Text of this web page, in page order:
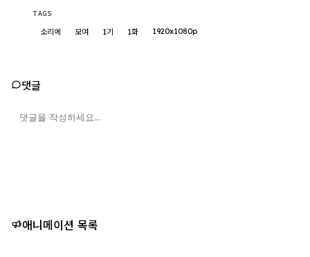
TAGS
소리에 모여 1기 1화 1920x1080p
댓글
애니메이션 목록